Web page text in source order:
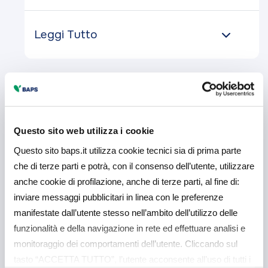
Questo sito web utilizza i cookie
Questo sito baps.it utilizza cookie tecnici sia di prima parte
che di terze parti e potrà, con il consenso dell’utente, utilizzare
anche cookie di profilazione, anche di terze parti, al fine di:
inviare messaggi pubblicitari in linea con le preferenze
manifestate dall’utente stesso nell’ambito dell’utilizzo delle
funzionalità e della navigazione in rete ed effettuare analisi e
monitoraggio dei comportamenti dell’utente. Cliccando sul
Leggi Tutto
Persone